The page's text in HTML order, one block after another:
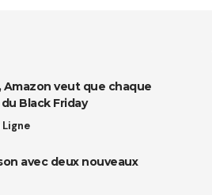
Amazon veut que chaque
Black Friday
Ligne
avec deux nouveaux